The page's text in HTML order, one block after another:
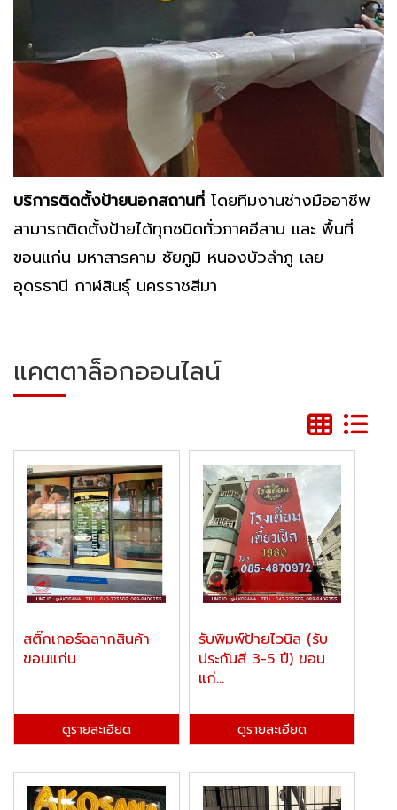
บริการติดตั้งป้ายนอกสถานที่ โดยทีมงานช่างมืออาชีพ
สามารถติดตั้งป้ายได้ทุกชนิดทั่วภาคอีสาน และ พื้นที่
ขอนแก่น มหาสารคาม ชัยภูมิ หนองบัวลำภู เลย
อุดรธานี กาฬสินธุ์ นครราชสีมา
แคตตาล็อกออนไลน์
สติ๊กเกอร์ฉลากสินค้า
ขอนแก่น
ดูรายละเอียด
รับพิมพ์ป้ายไวนิล (รับ
ประกันสี 3-5 ปี) ขอน
แก่...
ดูรายละเอียด